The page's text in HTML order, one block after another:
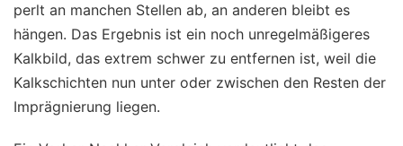
perlt an manchen Stellen ab, an anderen bleibt es
hängen. Das Ergebnis ist ein noch unregelmäßigeres
Kalkbild, das extrem schwer zu entfernen ist, weil die
Kalkschichten nun unter oder zwischen den Resten der
Imprägnierung liegen.